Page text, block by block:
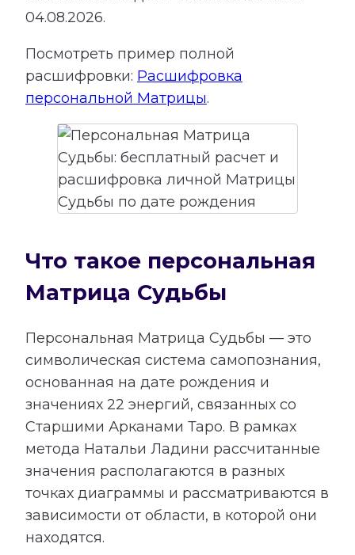
04.08.2026.
Посмотреть пример полной
расшифровки: Расшифровка
персональной Матрицы.
Что такое персональная
Матрица Судьбы
Персональная Матрица Судьбы — это
символическая система самопознания,
основанная на дате рождения и
значениях 22 энергий, связанных со
Старшими Арканами Таро. В рамках
метода Натальи Ладини рассчитанные
значения располагаются в разных
точках диаграммы и рассматриваются в
зависимости от области, в которой они
находятся.